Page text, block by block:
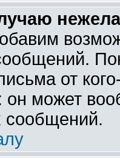
от
он может
сообщений.